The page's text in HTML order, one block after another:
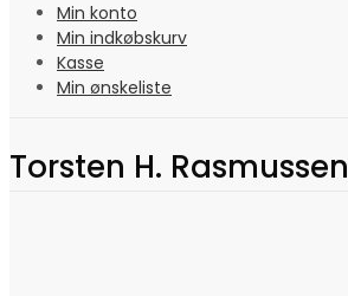
Min konto
Min indkøbskurv
Kasse
Min ønskeliste
Torsten H. Rasmussen